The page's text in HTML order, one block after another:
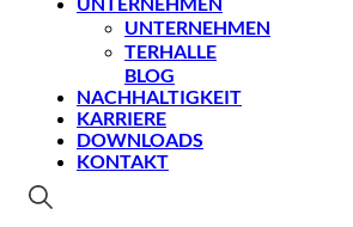
UNTERNEHMEN
TERHALLE
BLOG
NACHHALTIGKEIT
KARRIERE
DOWNLOADS
KONTAKT